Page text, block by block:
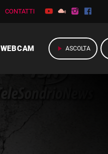
CONTATTI
WEBCAM play_arrow ASCOLTA